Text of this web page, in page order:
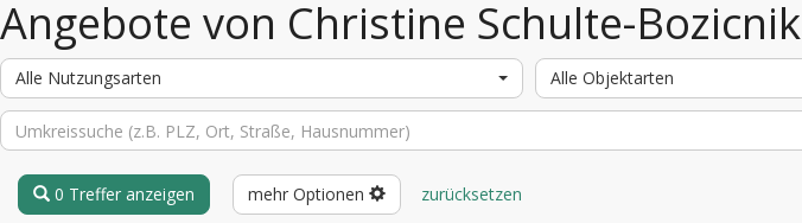
Angebote von Christine Schulte-Bozicnik
Alle Nutzungsarten Alle Objektarten
0 Treffer anzeigen mehr Optionen zurücksetzen